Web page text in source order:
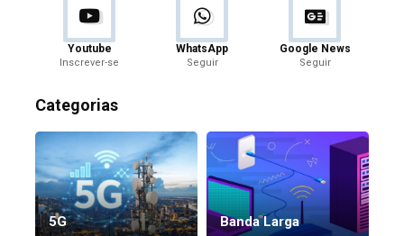
Youtube
Inscrever-se
WhatsApp
Seguir
Google News
Seguir
Categorias
5G Banda Larga